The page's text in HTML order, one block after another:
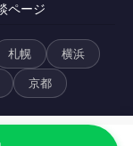
ページ
札幌 横浜
京都